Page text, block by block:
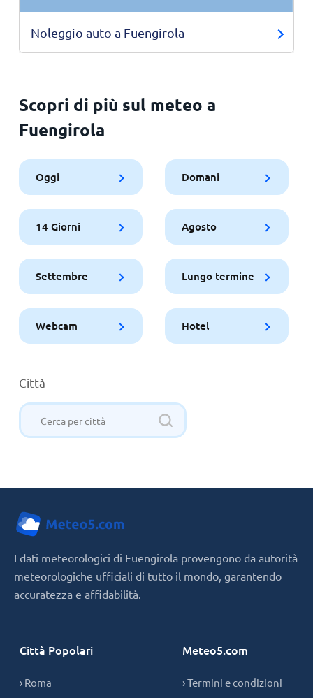
Noleggio auto a Fuengirola
Scopri di più sul meteo a
Fuengirola
Oggi Domani
14 Giorni Agosto
Settembre Lungo termine
Webcam Hotel
Città
I dati meteorologici di Fuengirola provengono da autorità
meteorologiche ufficiali di tutto il mondo, garantendo
accuratezza e affidabilità.
Città Popolari
› Roma
Meteo5.com
› Termini e condizioni